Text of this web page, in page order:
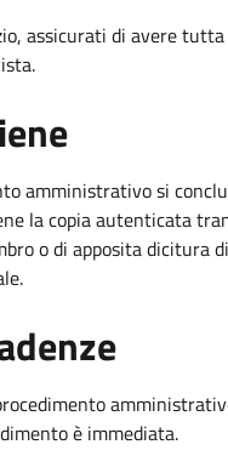
assicurati di avere
amministrativo si
la copia autenticata
o di apposita dicitura
è immediata.